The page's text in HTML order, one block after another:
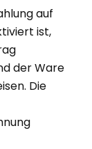
auf
ist,
der Ware
Die